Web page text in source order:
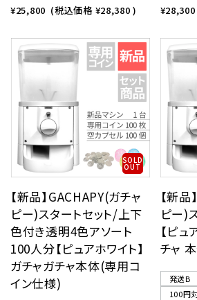
06-6282-
¥25,800 (税込価格 ¥28,380 ) ¥28,300
SOLD
OUT
【新品】GACHAPY(ガチャ
ピー)スタートセット/上下
色付き透明4色アソート
100人分【ピュアホワイト】
ガチャガチャ本体(専用コ
イン仕様)
【新
ピー)
【ピュ
チャ
発送B
100円